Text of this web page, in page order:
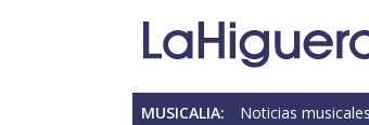
MUSICALIA: Noticias musicales